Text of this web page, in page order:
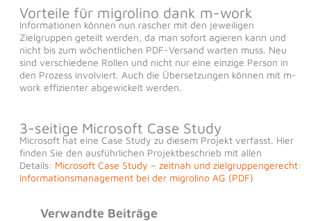
Vorteile für migrolino dank m-work
Informationen können nun rascher mit den jeweiligen
Zielgruppen geteilt werden, da man sofort agieren kann und
nicht bis zum wöchentlichen PDF-Versand warten muss. Neu
sind verschiedene Rollen und nicht nur eine einzige Person in
den Prozess involviert. Auch die Übersetzungen können mit m-
work effizienter abgewickelt werden.
3-seitige Microsoft Case Study
Microsoft hat eine Case Study zu diesem Projekt verfasst. Hier
finden Sie den ausführlichen Projektbeschrieb mit allen
Details: Microsoft Case Study – zeitnah und zielgruppengerecht:
Informationsmanagement bei der migrolino AG (PDF)
Verwandte Beiträge